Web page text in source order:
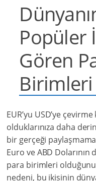
Popüler
Gören
Birimleri
EUR’yu USD’ye
olduklarınıza daha
bir gerçeği
Euro ve ABD
para birimleri
nedeni, bu ikisinin